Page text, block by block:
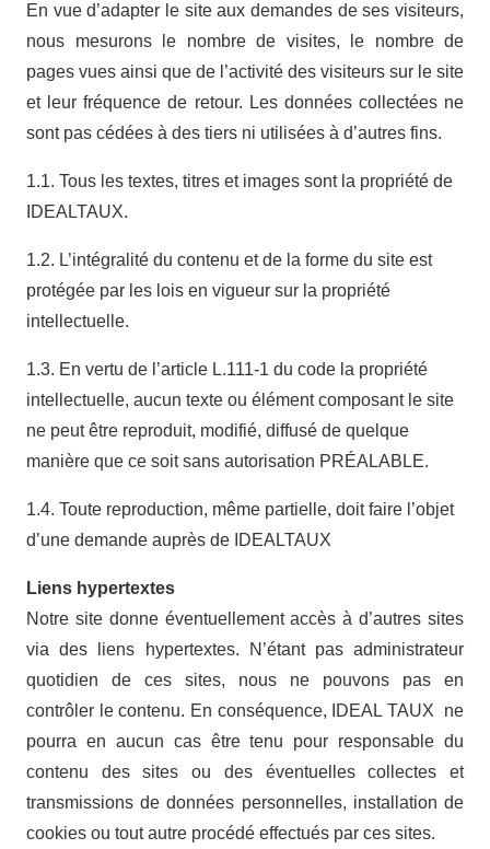
En vue d’adapter le site aux demandes de ses visiteurs,
nous mesurons le nombre de visites, le nombre de
pages vues ainsi que de l’activité des visiteurs sur le site
et leur fréquence de retour. Les données collectées ne
sont pas cédées à des tiers ni utilisées à d’autres fins.
1.1. Tous les textes, titres et images sont la propriété de
IDEALTAUX.
1.2. L’intégralité du contenu et de la forme du site est
protégée par les lois en vigueur sur la propriété
intellectuelle.
1.3. En vertu de l’article L.111-1 du code la propriété
intellectuelle, aucun texte ou élément composant le site
ne peut être reproduit, modifié, diffusé de quelque
manière que ce soit sans autorisation PRÉALABLE.
1.4. Toute reproduction, même partielle, doit faire l’objet
d’une demande auprès de IDEALTAUX
Liens hypertextes
Notre site donne éventuellement accès à d’autres sites
via des liens hypertextes. N’étant pas administrateur
quotidien de ces sites, nous ne pouvons pas en
contrôler le contenu. En conséquence, IDEAL TAUX ne
pourra en aucun cas être tenu pour responsable du
contenu des sites ou des éventuelles collectes et
transmissions de données personnelles, installation de
cookies ou tout autre procédé effectués par ces sites.